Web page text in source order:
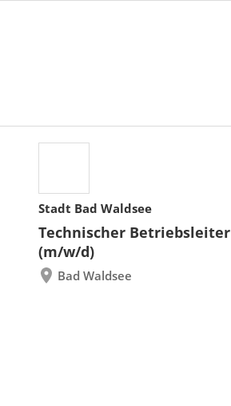
Stadt Bad Waldsee
Technischer Betriebsleiter
(m/w/d)
Bad Waldsee